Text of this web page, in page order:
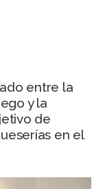
entre la
y la
de
en el